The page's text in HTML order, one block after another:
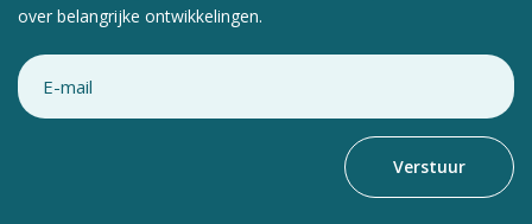
over belangrijke ontwikkelingen.
Email